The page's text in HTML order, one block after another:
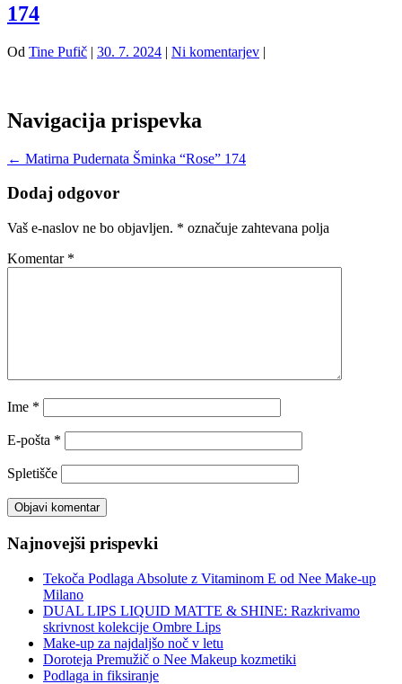
174
Od Tine Pufič | 30. 7. 2024 | Ni komentarjev |
Navigacija prispevka
← Matirna Pudernata Šminka “Rose” 174
Dodaj odgovor
Vaš e-naslov ne bo objavljen. * označuje zahtevana polja
Komentar *
Ime *
E-pošta *
Spletišče
Najnovejši prispevki
Tekoča Podlaga Absolute z Vitaminom E od Nee Make-up
Milano
DUAL LIPS LIQUID MATTE & SHINE: Razkrivamo
skrivnost kolekcije Ombre Lips
Make-up za najdaljšo noč v letu
Doroteja Premužič o Nee Makeup kozmetiki
Podlaga in fiksiranje